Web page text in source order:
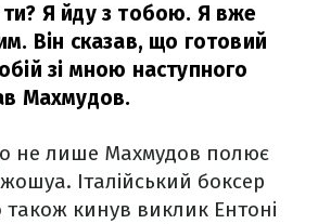
Я йду з тобою. Я вже
Він сказав, що готовий
зі мною наступного
Махмудов.
не лише Махмудов полює
Італійський боксер
також кинув виклик Ентоні